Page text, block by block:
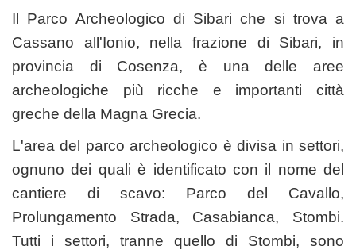
Il Parco Archeologico di Sibari che si trova a
Cassano all'Ionio, nella frazione di Sibari, in
provincia di Cosenza, è una delle aree
archeologiche più ricche e importanti città
greche della Magna Grecia.
L'area del parco archeologico è divisa in settori,
ognuno dei quali è identificato con il nome del
cantiere di scavo: Parco del Cavallo,
Prolungamento Strada, Casabianca, Stombi.
Tutti i settori, tranne quello di Stombi, sono